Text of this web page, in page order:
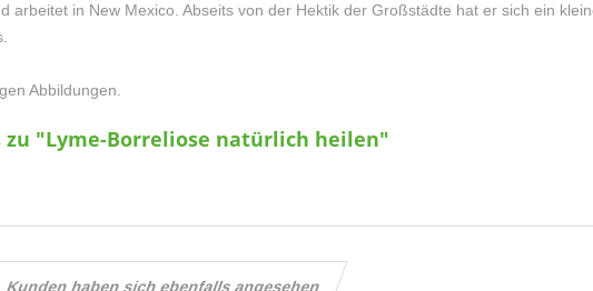
arbeitet in New Mexico. Abseits von der Hektik der Großstädte hat er sich ein
Abbildungen.
"Lyme-Borreliose natürlich heilen"
Kunden haben sich ebenfalls angesehen